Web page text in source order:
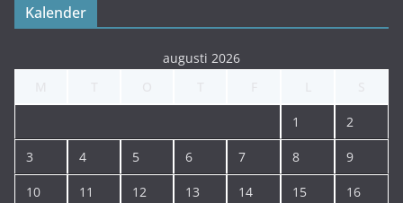
Kalender
augusti 2026
1 2
3 4 5 6 7 8 9
10 11 12 13 14 15 16